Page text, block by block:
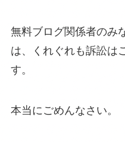
無料ブログ関係者のみ
は、くれぐれも訴訟は
す。
本当にごめんなさい。